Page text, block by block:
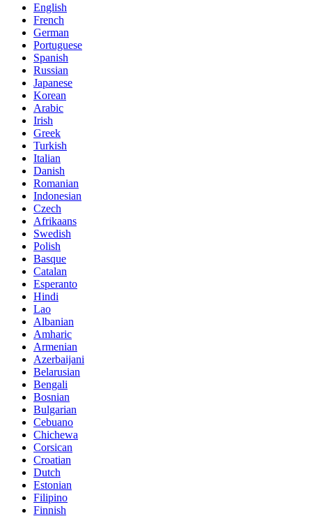
English
French
German
Portuguese
Spanish
Russian
Japanese
Korean
Arabic
Irish
Greek
Turkish
Italian
Danish
Romanian
Indonesian
Czech
Afrikaans
Swedish
Polish
Basque
Catalan
Esperanto
Hindi
Lao
Albanian
Amharic
Armenian
Azerbaijani
Belarusian
Bengali
Bosnian
Bulgarian
Cebuano
Chichewa
Corsican
Croatian
Dutch
Estonian
Filipino
Finnish